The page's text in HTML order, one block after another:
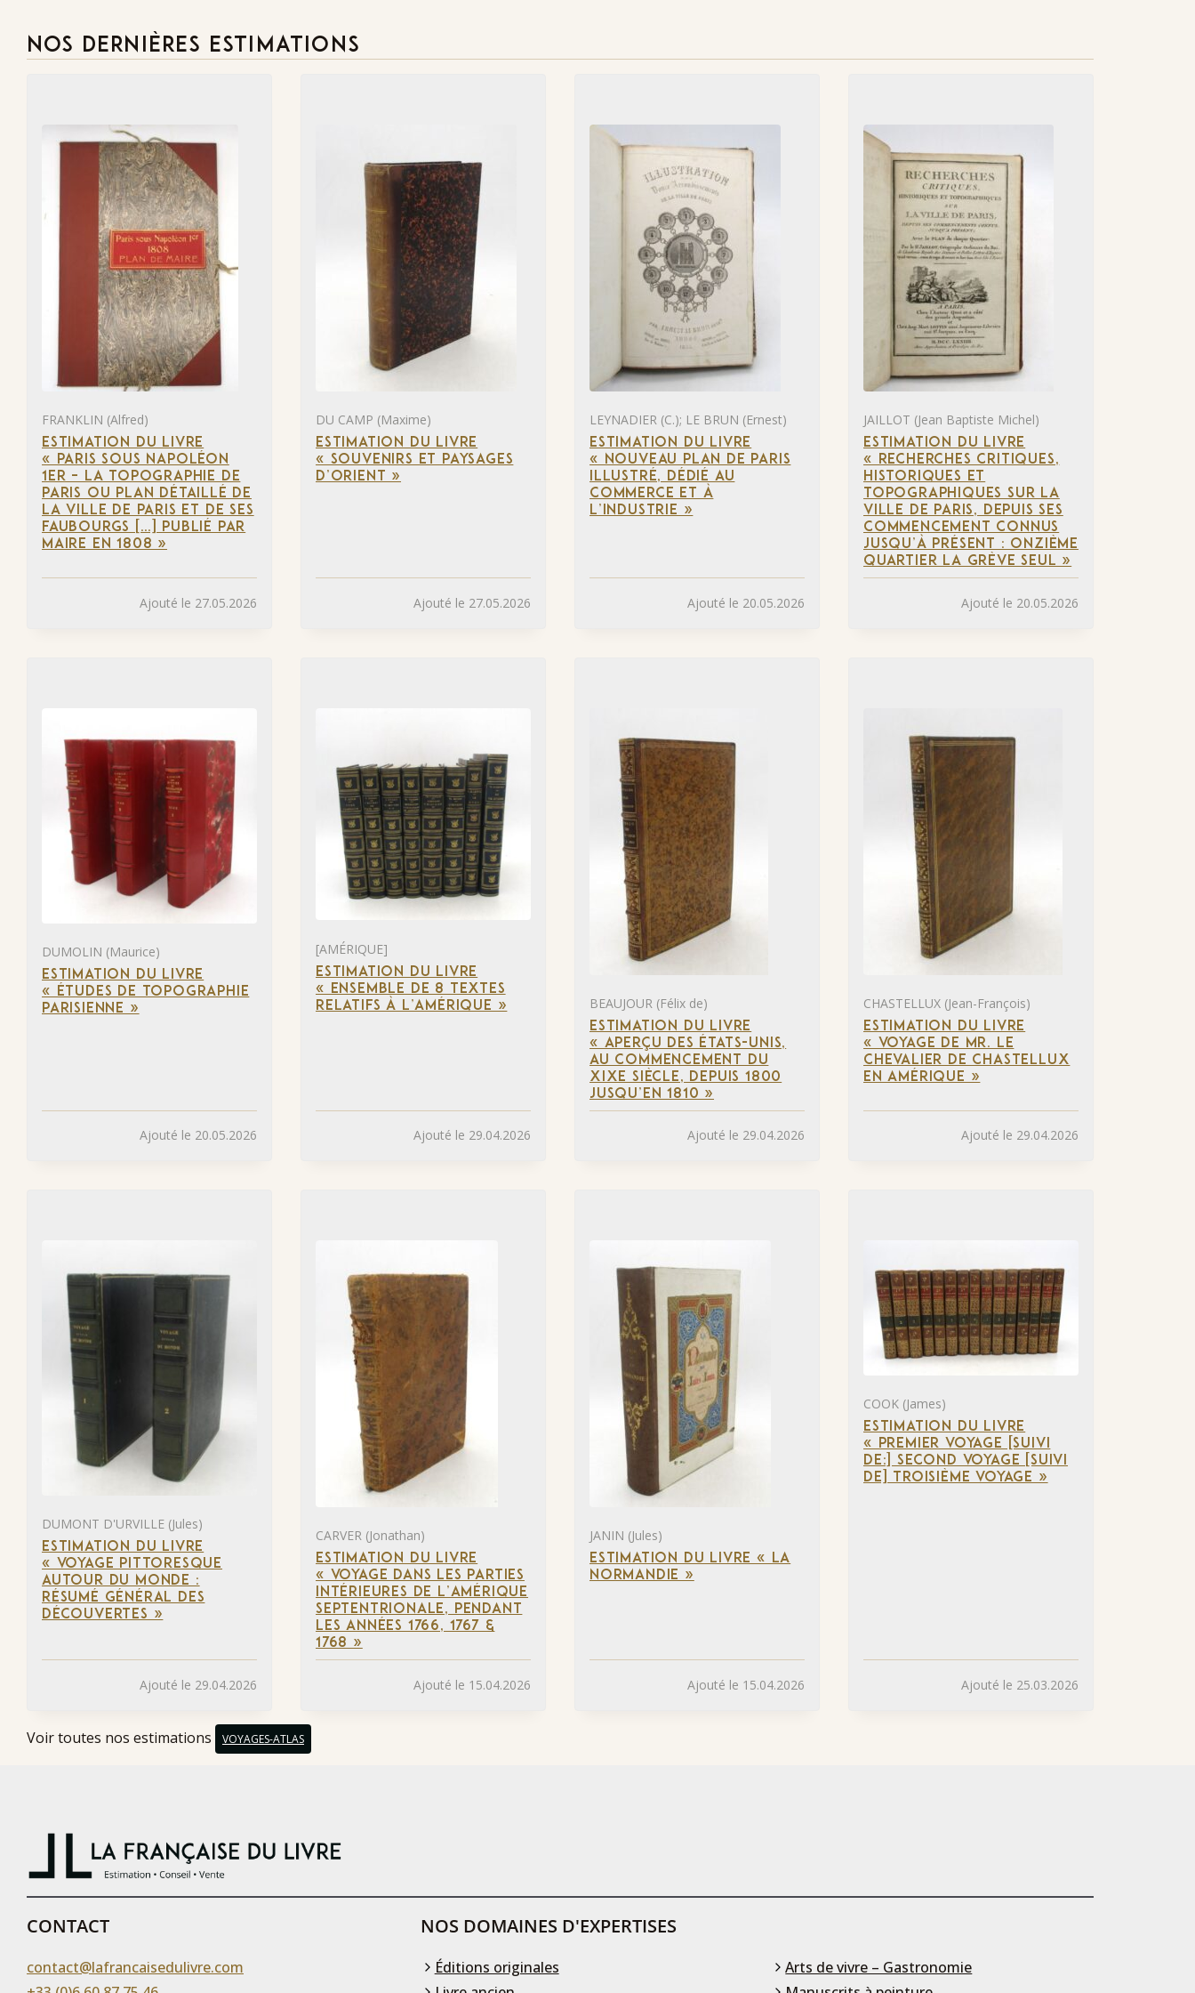
NOS DERNIÈRES ESTIMATIONS
FRANKLIN (Alfred)
ESTIMATION DU LIVRE
« PARIS SOUS NAPOLÉON
1ER – LA TOPOGRAPHIE DE
PARIS OU PLAN DÉTAILLÉ DE
LA VILLE DE PARIS ET DE SES
FAUBOURGS […] PUBLIÉ PAR
MAIRE EN 1808 »
Ajouté le 27.05.2026
DU CAMP (Maxime)
ESTIMATION DU LIVRE
« SOUVENIRS ET PAYSAGES
D’ORIENT »
Ajouté le 27.05.2026
LEYNADIER (C.); LE BRUN (Ernest)
ESTIMATION DU LIVRE
« NOUVEAU PLAN DE PARIS
ILLUSTRÉ, DÉDIÉ AU
COMMERCE ET À
L’INDUSTRIE »
Ajouté le 20.05.2026
JAILLOT (Jean Baptiste Michel)
ESTIMATION DU LIVRE
« RECHERCHES CRITIQUES,
HISTORIQUES ET
TOPOGRAPHIQUES SUR LA
VILLE DE PARIS, DEPUIS SES
COMMENCEMENT CONNUS
JUSQU’À PRÉSENT : ONZIÈME
QUARTIER LA GRÈVE SEUL »
Ajouté le 20.05.2026
DUMOLIN (Maurice)
ESTIMATION DU LIVRE
« ÉTUDES DE TOPOGRAPHIE
PARISIENNE »
Ajouté le 20.05.2026
[AMÉRIQUE]
ESTIMATION DU LIVRE
« ENSEMBLE DE 8 TEXTES
RELATIFS À L’AMÉRIQUE »
Ajouté le 29.04.2026
BEAUJOUR (Félix de)
ESTIMATION DU LIVRE
« APERÇU DES ÉTATS-UNIS,
AU COMMENCEMENT DU
XIXE SIÈCLE, DEPUIS 1800
JUSQU’EN 1810 »
Ajouté le 29.04.2026
CHASTELLUX (Jean-François)
ESTIMATION DU LIVRE
« VOYAGE DE MR. LE
CHEVALIER DE CHASTELLUX
EN AMÉRIQUE »
Ajouté le 29.04.2026
DUMONT D'URVILLE (Jules)
ESTIMATION DU LIVRE
« VOYAGE PITTORESQUE
AUTOUR DU MONDE :
RÉSUMÉ GÉNÉRAL DES
DÉCOUVERTES »
Ajouté le 29.04.2026
CARVER (Jonathan)
ESTIMATION DU LIVRE
« VOYAGE DANS LES PARTIES
INTÉRIEURES DE L’AMÉRIQUE
SEPTENTRIONALE, PENDANT
LES ANNÉES 1766, 1767 &
1768 »
Ajouté le 15.04.2026
JANIN (Jules)
ESTIMATION DU LIVRE « LA
NORMANDIE »
Ajouté le 15.04.2026
COOK (James)
ESTIMATION DU LIVRE
« PREMIER VOYAGE [SUIVI
DE:] SECOND VOYAGE [SUIVI
DE] TROISIÈME VOYAGE »
Ajouté le 25.03.2026
Voir toutes nos estimations VOYAGES-ATLAS
CONTACT
contact@lafrancaisedulivre.com
NOS DOMAINES D'EXPERTISES
Éditions originales
Arts de vivre – Gastronomie